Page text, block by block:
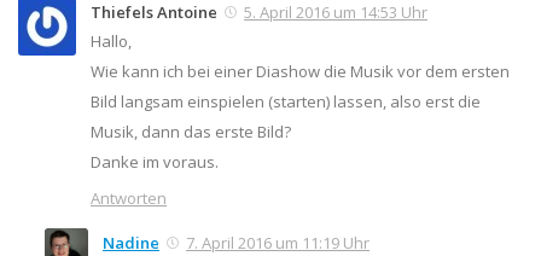
Thiefels Antoine
5. April 2016 um 14:53 Uhr
Hallo,
Wie kann ich bei einer Diashow die Musik vor dem ersten
Bild langsam einspielen (starten) lassen, also erst die
Musik, dann das erste Bild?
Danke im voraus.
Antworten
Nadine
7. April 2016 um 11:19 Uhr